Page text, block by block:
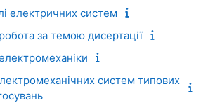
електричних систем
за темою дисертації
систем типових